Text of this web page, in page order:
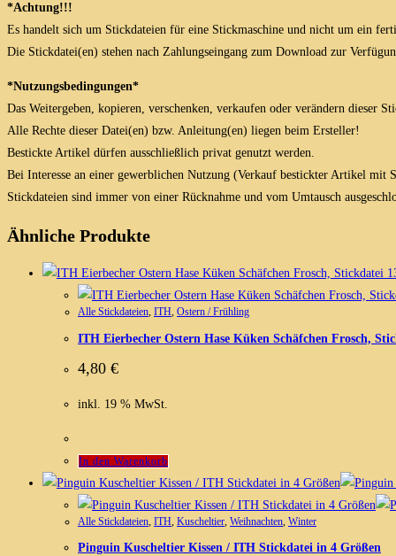
*Achtung!!!
Es handelt sich um Stickdateien für eine Stickmaschine und nicht um ein
Die Stickdatei(en) stehen nach Zahlungseingang zum Download zur
*Nutzungsbedingungen*
Das Weitergeben, kopieren, verschenken, verkaufen oder verändern dieser
Alle Rechte dieser Datei(en) bzw. Anleitung(en) liegen beim Ersteller!
Bestickte Artikel dürfen ausschließlich privat genutzt werden.
Bei Interesse an einer gewerblichen Nutzung (Verkauf bestickter Artikel
Stickdateien sind immer von einer Rücknahme und vom Umtausch
Ähnliche Produkte
Alle Stickdateien, ITH, Ostern / Frühling
ITH Eierbecher Ostern Hase Küken Schäfchen Frosch,
4,80 €
inkl. 19 % MwSt.
In den Warenkorb
Alle Stickdateien ITH Kuscheltier Weihnachten Winter
Pinguin Kuscheltier Kissen / ITH Stickdatei in 4 Größen